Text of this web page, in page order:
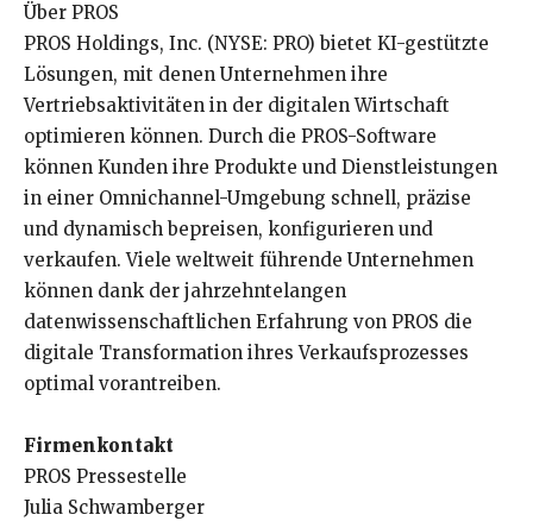
Über PROS
PROS Holdings, Inc. (NYSE: PRO) bietet KI-gestützte
Lösungen, mit denen Unternehmen ihre
Vertriebsaktivitäten in der digitalen Wirtschaft
optimieren können. Durch die PROS-Software
können Kunden ihre Produkte und Dienstleistungen
in einer Omnichannel-Umgebung schnell, präzise
und dynamisch bepreisen, konfigurieren und
verkaufen. Viele weltweit führende Unternehmen
können dank der jahrzehntelangen
datenwissenschaftlichen Erfahrung von PROS die
digitale Transformation ihres Verkaufsprozesses
optimal vorantreiben.
Firmenkontakt
PROS Pressestelle
Julia Schwamberger